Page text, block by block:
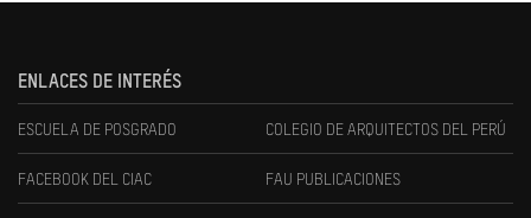
ENLACES DE INTERÉS
ESCUELA DE POSGRADO COLEGIO DE ARQUITECTOS DEL PERÚ
FACEBOOK DEL CIAC FAU PUBLICACIONES